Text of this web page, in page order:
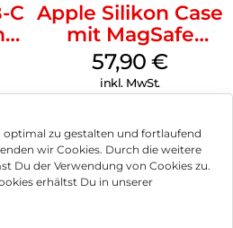
optimal zu gestalten und fortlaufend
wir Cookies. Durch die weitere
Du der Verwendung von Cookies zu.
erhältst Du in unserer
C Apple Silikon Case
mit MagSafe
iPhone 14 Pro
(PRODUCT)RED
57,90€
inkl. MwSt.